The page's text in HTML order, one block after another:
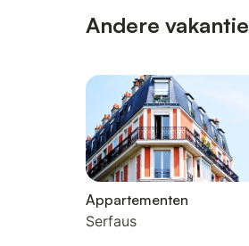
Andere
Appartementen
Serfaus